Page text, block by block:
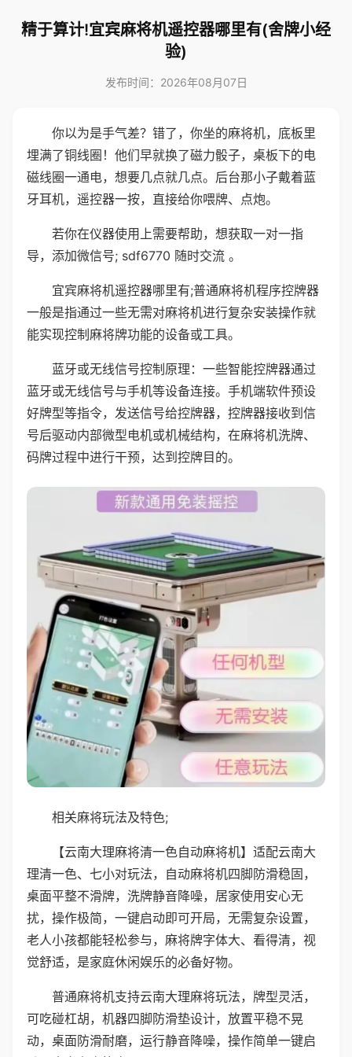
精于算计!宜宾麻将机遥控器哪里有(舍牌小经
验)
发布时间：2026年08月07日
你以为是手气差？错了，你坐的麻将机，底板里
埋满了铜线圈！他们早就换了磁力骰子，桌板下的电
磁线圈一通电，想要几点就几点。后台那小子戴着蓝
牙耳机，遥控器一按，直接给你喂牌、点炮。
若你在仪器使用上需要帮助，想获取一对一指
导，添加微信号; sdf6770 随时交流 。
宜宾麻将机遥控器哪里有;普通麻将机程序控牌器
一般是指通过一些无需对麻将机进行复杂安装操作就
能实现控制麻将牌功能的设备或工具。
蓝牙或无线信号控制原理：一些智能控牌器通过
蓝牙或无线信号与手机等设备连接。手机端软件预设
好牌型等指令，发送信号给控牌器，控牌器接收到信
号后驱动内部微型电机或机械结构，在麻将机洗牌、
码牌过程中进行干预，达到控牌目的。
相关麻将玩法及特色;
【云南大理麻将清一色自动麻将机】适配云南大
理清一色、七小对玩法，自动麻将机四脚防滑稳固，
桌面平整不滑牌，洗牌静音降噪，居家使用安心无
扰，操作极简，一键启动即可开局，无需复杂设置，
老人小孩都能轻松参与，麻将牌字体大、看得清，视
觉舒适，是家庭休闲娱乐的必备好物。
普通麻将机支持云南大理麻将玩法，牌型灵活，
可吃碰杠胡，机器四脚防滑垫设计，放置平稳不晃
动，桌面防滑耐磨，运行静音降噪，操作简单一键启